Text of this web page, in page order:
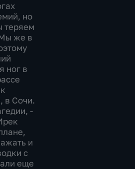
но
теряем
же в
ног в
в Сочи.
-
и
с
еще